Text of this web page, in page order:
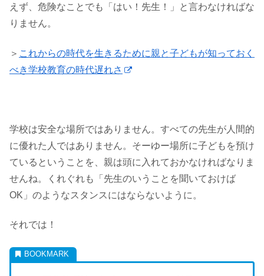
えず、危険なことでも「はい！先生！」と言わなければな
りません。
＞ これからの時代を生きるために親と子どもが知っておく
べき学校教育の時代遅れさ
学校は安全な場所ではありません。すべての先生が人間的
に優れた人ではありません。そーゆー場所に子どもを預け
ているということを、親は頭に入れておかなければなりま
せんね。くれぐれも「先生のいうことを聞いておけば
OK」のようなスタンスにはならないように。
それでは！